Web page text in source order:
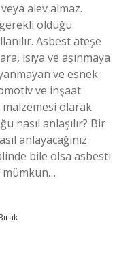
alev almaz.
olduğu
Asbest ateşe
ısıya ve aşınmaya
ve esnek
ve inşaat
malzemesi olarak
nasıl anlaşılır? Bir
anlayacağınız
bile olsa asbesti
mümkün…